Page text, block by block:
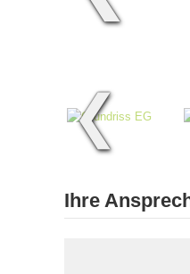
❮
Ihre